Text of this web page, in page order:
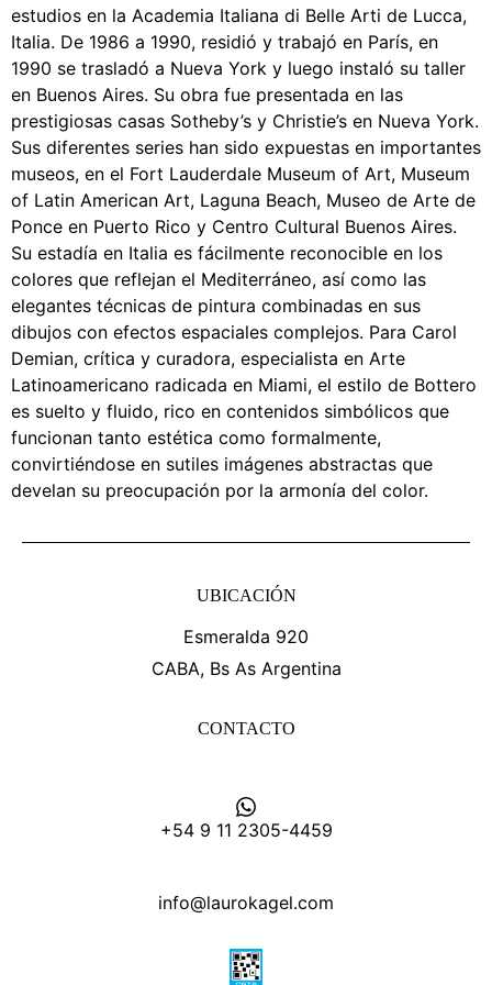
estudios en la Academia Italiana di Belle Arti de Lucca,
Italia. De 1986 a 1990, residió y trabajó en París, en
1990 se trasladó a Nueva York y luego instaló su taller
en Buenos Aires. Su obra fue presentada en las
prestigiosas casas Sotheby’s y Christie’s en Nueva York.
Sus diferentes series han sido expuestas en importantes
museos, en el Fort Lauderdale Museum of Art, Museum
of Latin American Art, Laguna Beach, Museo de Arte de
Ponce en Puerto Rico y Centro Cultural Buenos Aires.
Su estadía en Italia es fácilmente reconocible en los
colores que reflejan el Mediterráneo, así como las
elegantes técnicas de pintura combinadas en sus
dibujos con efectos espaciales complejos. Para Carol
Demian, crítica y curadora, especialista en Arte
Latinoamericano radicada en Miami, el estilo de Bottero
es suelto y fluido, rico en contenidos simbólicos que
funcionan tanto estética como formalmente,
convirtiéndose en sutiles imágenes abstractas que
develan su preocupación por la armonía del color.
UBICACIÓN
Esmeralda 920
CABA, Bs As Argentina
CONTACTO
+54 9 11 2305-4459
info@laurokagel.com